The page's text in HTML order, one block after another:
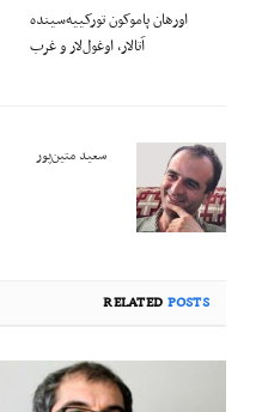
اورهان پاموکون تورکییه‌سینده
آتالار، اوغول‌لار و غرب
سعید متین‌پور
RELATED POSTS